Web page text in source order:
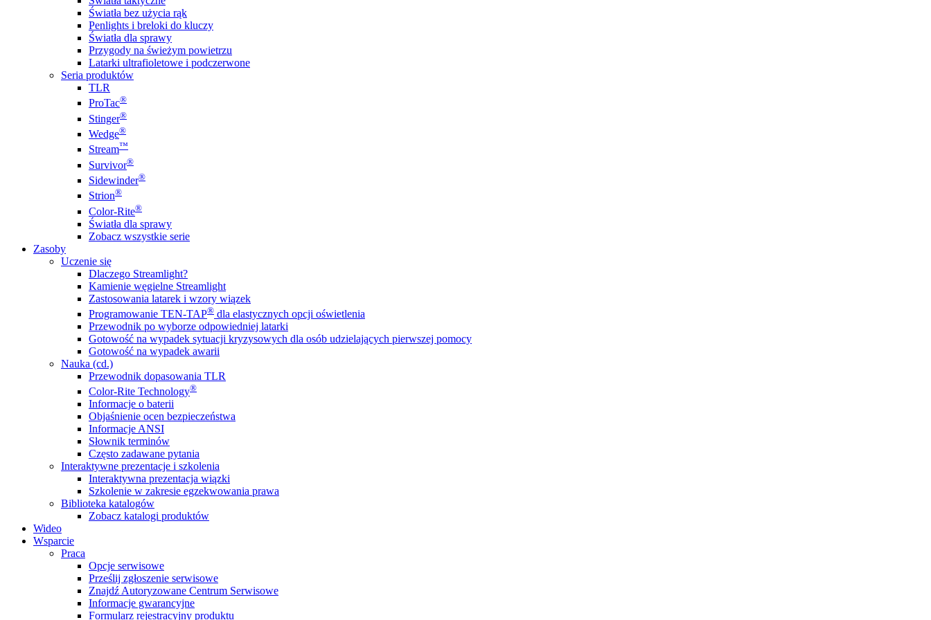
Światła bez użycia rąk
Penlights i breloki do kluczy
Światła dla sprawy
Przygody na świeżym powietrzu
Latarki ultrafioletowe i podczerwone
Seria produktów
TLR
ProTac®
Stinger®
Wedge®
Stream™
Survivor®
Sidewinder®
Strion®
Color-Rite®
Światła dla sprawy
Zobacz wszystkie serie
Zasoby
Uczenie się
Dlaczego Streamlight?
Kamienie węgielne Streamlight
Zastosowania latarek i wzory wiązek
Programowanie TEN-TAP® dla elastycznych opcji oświetlenia
Przewodnik po wyborze odpowiedniej latarki
Gotowość na wypadek sytuacji kryzysowych dla osób udzielających pierwszej pomocy
Gotowość na wypadek awarii
Nauka (cd.)
Przewodnik dopasowania TLR
Color-Rite Technology®
Informacje o baterii
Objaśnienie ocen bezpieczeństwa
Informacje ANSI
Słownik terminów
Często zadawane pytania
Interaktywne prezentacje i szkolenia
Interaktywna prezentacja wiązki
Szkolenie w zakresie egzekwowania prawa
Biblioteka katalogów
Zobacz katalogi produktów
Wideo
Wsparcie
Praca
Opcje serwisowe
Prześlij zgłoszenie serwisowe
Znajdź Autoryzowane Centrum Serwisowe
Informacje gwarancyjne
Formularz rejestracyjny produktu